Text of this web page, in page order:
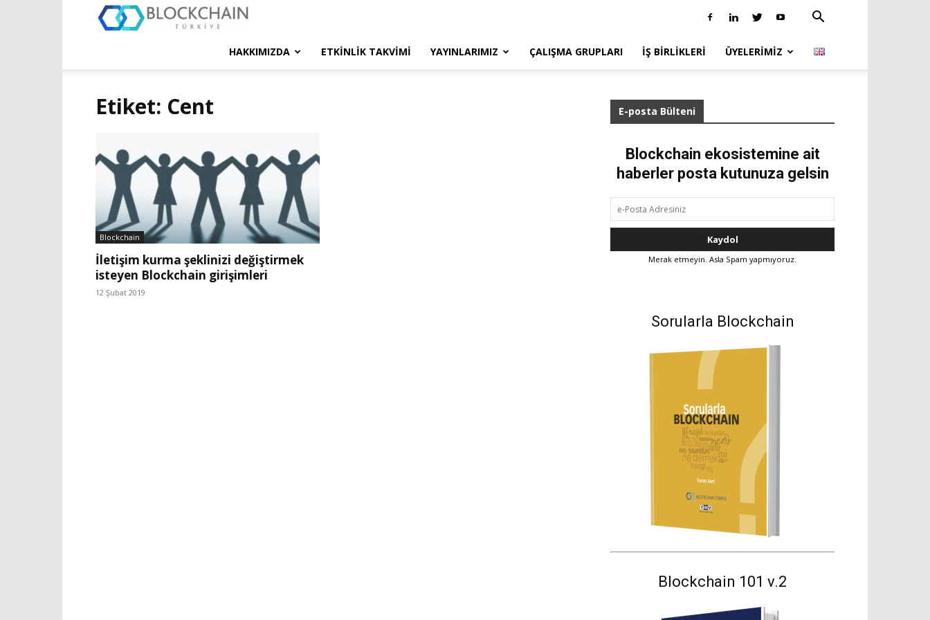
Türkiye
HAKKIMIZDA ETKINLIK TAKVIMI YAYINLARIMIZ ÇALIŞMA GRUPLARI İŞ BIRLIKLERI ÜYELERIMIZ
Etiket: Cent
Blockchain
İletişim kurma şeklinizi değiştirmek
isteyen Blockchain girişimleri
12 Şubat 2019
E-posta Bülteni
Blockchain ekosistemine ait
haberler posta kutunuza gelsin
Merak etmeyin. Asla Spam yapmıyoruz.
Sorularla Blockchain
Blockchain 101 v.2